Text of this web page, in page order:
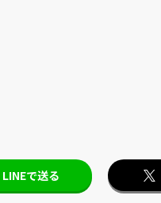
LINEで送る